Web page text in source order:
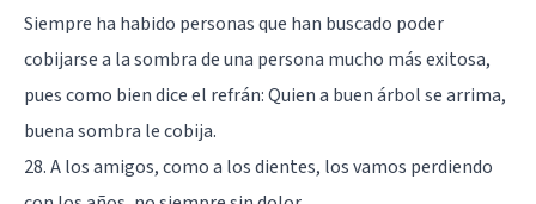
Siempre ha habido personas que han buscado poder
cobijarse a la sombra de una persona mucho más exitosa,
pues como bien dice el refrán: Quien a buen árbol se arrima,
buena sombra le cobija.
28. A los amigos, como a los dientes, los vamos perdiendo